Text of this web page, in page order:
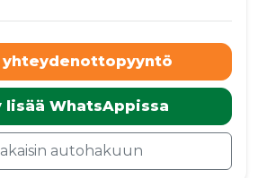
yhteydenottopyyntö
lisää WhatsAppissa
autohakuun